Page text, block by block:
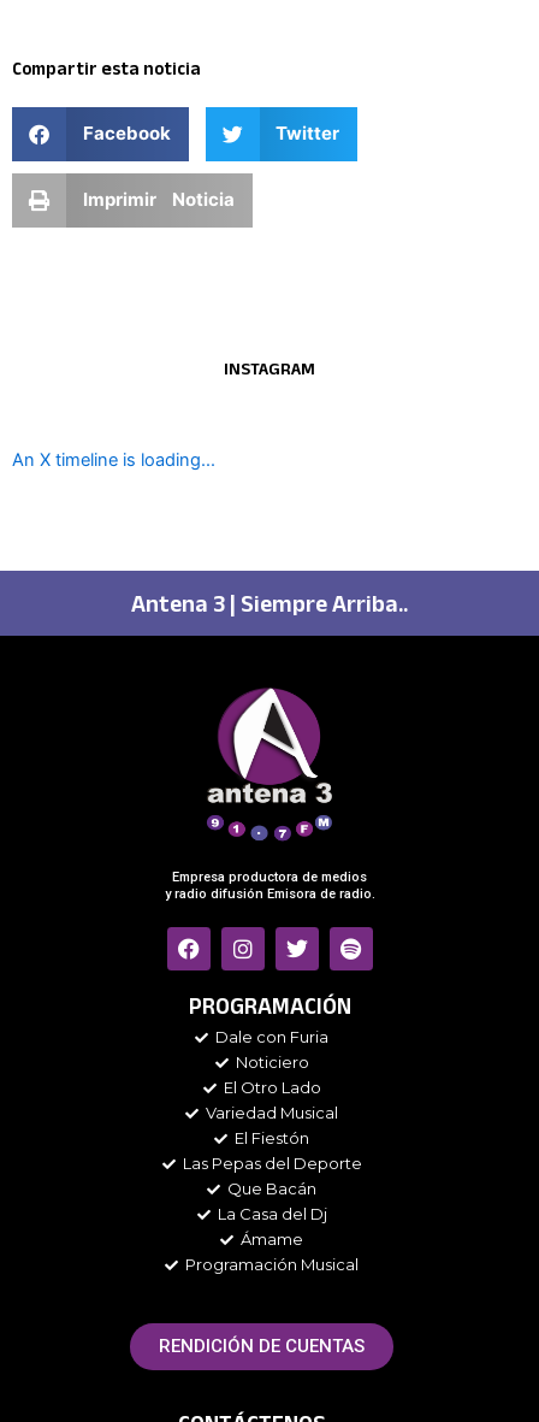
Compartir esta noticia
Facebook Twitter
Imprimir Noticia
INSTAGRAM
An X timeline is loading...
Antena 3 | Siempre Arriba..
Empresa productora de medios
y radio difusión Emisora de radio.
F
a
e
o
I
n
t
g
r
a
m
T
w
t
e
r
S
p
t
PROGRAMACIÓN
Dale con Furia
Noticiero
El Otro Lado
Variedad Musical
El Fiestón
Las Pepas del Deporte
Que Bacán
La Casa del Dj
Ámame
Programación Musical
RENDICIÓN DE CUENTAS